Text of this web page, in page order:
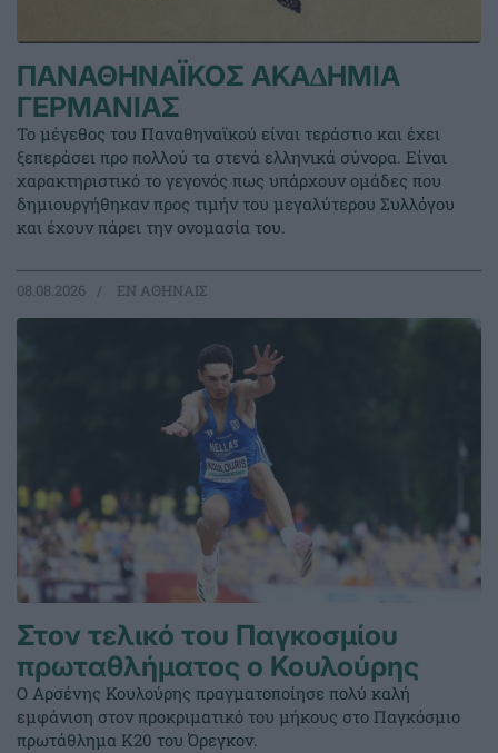
ΠΑΝΑΘΗΝΑΪΚΟΣ ΑΚΑ∆ΗΜΙΑ
ΓΕΡΜΑΝΙΑΣ
Το μέγεθος του Παναθηναϊκού είναι τεράστιο και έχει
ξεπεράσει προ πολλού τα στενά ελληνικά σύνορα. Είναι
χαρακτηριστικό το γεγονός πως υπάρχουν ομάδες που
δημιουργήθηκαν προς τιμήν του μεγαλύτερου Συλλόγου
και έχουν πάρει την ονομασία του.
08.08.2026 EΝ ΑΘΗΝΑΙΣ
Στον τελικό του Παγκοσμίου
πρωταθλήματος ο Κουλούρης
Ο Αρσένης Κουλούρης πραγματοποίησε πολύ καλή
εμφάνιση στον προκριματικό του μήκους στο Παγκόσμιο
πρωτάθλημα Κ20 του Όρεγκον.